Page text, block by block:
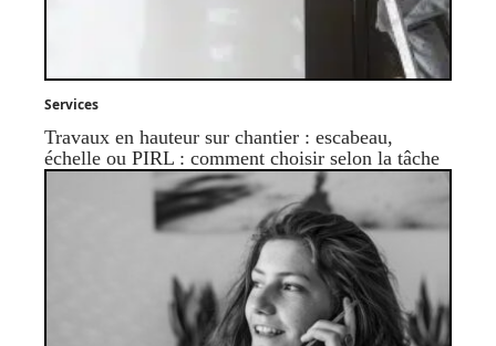
Services
Travaux en hauteur sur chantier : escabeau,
échelle ou PIRL : comment choisir selon la tâche